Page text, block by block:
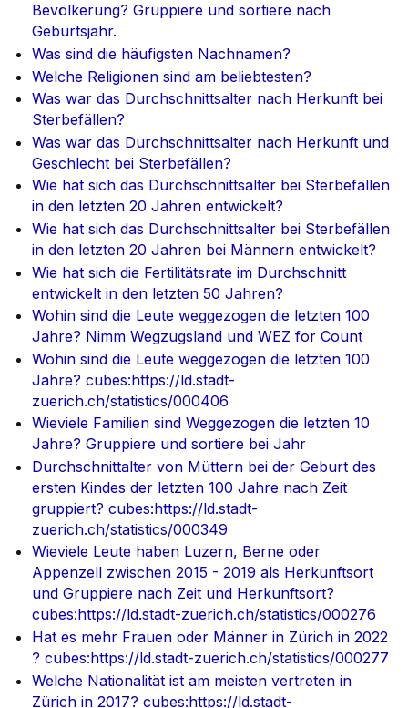
Bevölkerung? Gruppiere und sortiere nach
Geburtsjahr.
Was sind die häufigsten Nachnamen?
Welche Religionen sind am beliebtesten?
Was war das Durchschnittsalter nach Herkunft bei
Sterbefällen?
Was war das Durchschnittsalter nach Herkunft und
Geschlecht bei Sterbefällen?
Wie hat sich das Durchschnittsalter bei Sterbefällen
in den letzten 20 Jahren entwickelt?
Wie hat sich das Durchschnittsalter bei Sterbefällen
in den letzten 20 Jahren bei Männern entwickelt?
Wie hat sich die Fertilitätsrate im Durchschnitt
entwickelt in den letzten 50 Jahren?
Wohin sind die Leute weggezogen die letzten 100
Jahre? Nimm Wegzugsland und WEZ for Count
Wohin sind die Leute weggezogen die letzten 100
Jahre? cubes:https://ld.stadt-
zuerich.ch/statistics/000406
Wieviele Familien sind Weggezogen die letzten 10
Jahre? Gruppiere und sortiere bei Jahr
Durchschnittalter von Müttern bei der Geburt des
ersten Kindes der letzten 100 Jahre nach Zeit
gruppiert? cubes:https://ld.stadt-
zuerich.ch/statistics/000349
Wieviele Leute haben Luzern, Berne oder
Appenzell zwischen 2015 - 2019 als Herkunftsort
und Gruppiere nach Zeit und Herkunftsort?
cubes:https://ld.stadt-zuerich.ch/statistics/000276
Hat es mehr Frauen oder Männer in Zürich in 2022
? cubes:https://ld.stadt-zuerich.ch/statistics/000277
Welche Nationalität ist am meisten vertreten in
Zürich in 2017? cubes:https://ld.stadt-